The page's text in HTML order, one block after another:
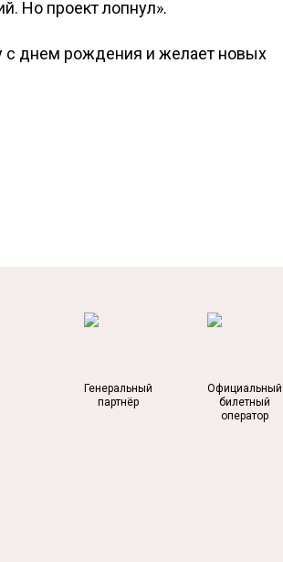
Но проект лопнул».
с днем рождения и желает новых
Генеральный
партнёр
Официальный
билетный
оператор